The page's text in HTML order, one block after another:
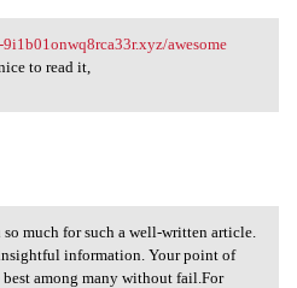
awesome
to read it,
so much for such a
much for such a well-written article.
information. Your point of
among many without fail.For